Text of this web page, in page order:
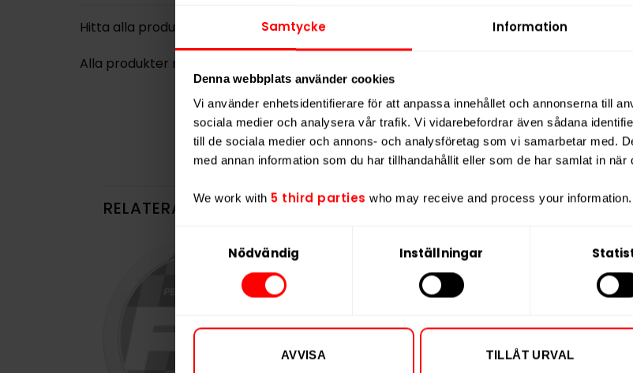
Samtycke Information
Denna webbplats använder cookies
Vi använder enhetsidentifierare för att anpassa innehållet och annonserna till
sociala medier och analysera vår trafik. Vi vidarebefordrar även sådana
till de sociala medier och annons- och analysföretag som vi samarbetar med.
med annan information som du har tillhandahållit eller som de har samlat in när
We work with 5 third parties who may receive and process your information.
Nödvändig Inställningar
AVVISA TILLÅT URVAL
Hitta alla produkter från
BAGZ
Alla produkter med smaken
RELATERADE PRODUKTER